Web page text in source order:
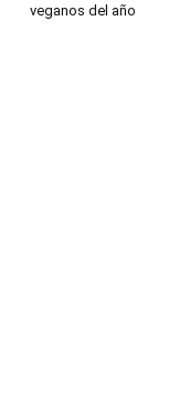
veganos del año